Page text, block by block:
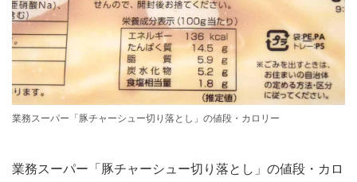
業務スーパー「豚チャーシュー切り落とし」の値段・カロリー
業務スーパー「豚チャーシュー切り落とし」の値段・カロ